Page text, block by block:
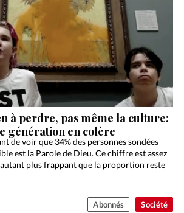
Société
à perdre, pas même la culture:
génération en colère
de voir que 34% des personnes sondées
est la Parole de Dieu. Ce chiffre est assez
plus frappant que la proportion reste
Abonnés